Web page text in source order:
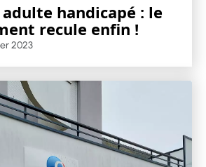
handicapé : le
recule enfin !
2023